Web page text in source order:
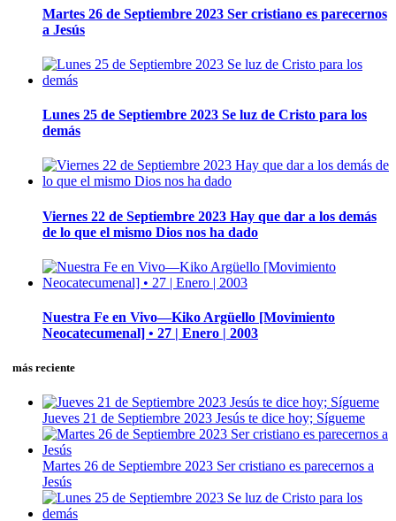
Martes 26 de Septiembre 2023 Ser cristiano es parecernos
a Jesús
Lunes 25 de Septiembre 2023 Se luz de Cristo para los
demás
Viernes 22 de Septiembre 2023 Hay que dar a los demás
de lo que el mismo Dios nos ha dado
Nuestra Fe en Vivo—Kiko Argüello [Movimiento
Neocatecumenal] • 27 | Enero | 2003
más reciente
Jueves 21 de Septiembre 2023 Jesús te dice hoy; Sígueme
Martes 26 de Septiembre 2023 Ser cristiano es parecernos a
Jesús